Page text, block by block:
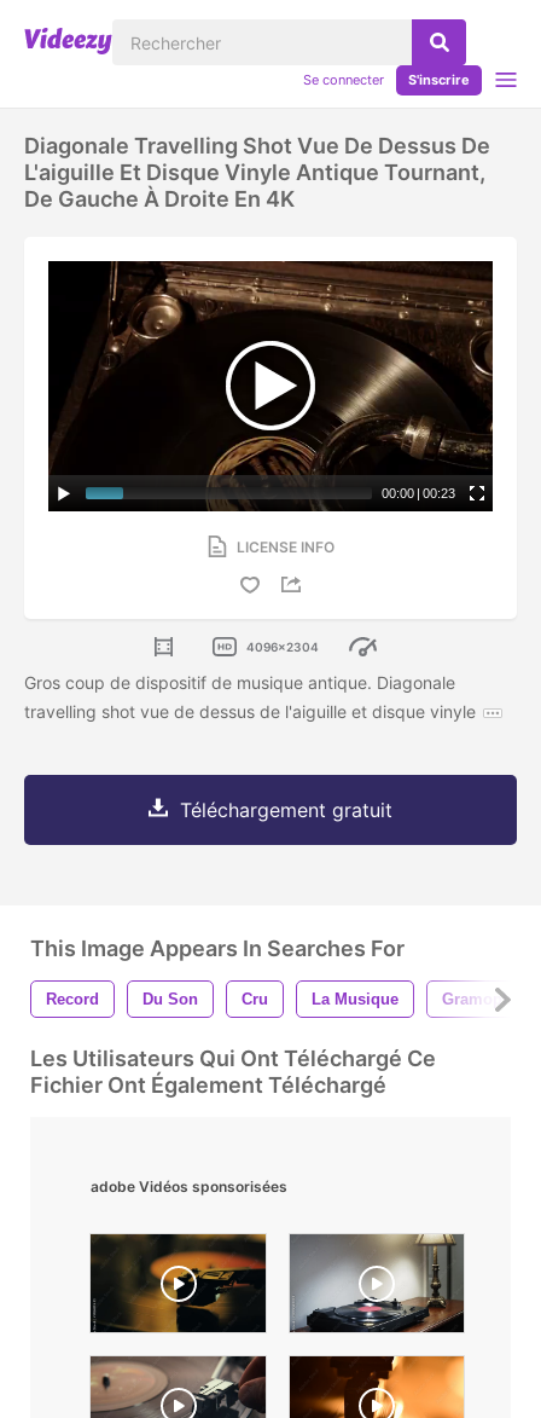
Se connecter S'inscrire
Diagonale Travelling Shot Vue De Dessus De
L'aiguille Et Disque Vinyle Antique Tournant,
De Gauche À Droite En 4K
00:00 | 00:23
LICENSE INFO
4096x2304
Gros coup de dispositif de musique antique. Diagonale
travelling shot vue de dessus de l'aiguille et disque vinyle
Téléchargement gratuit
This Image Appears In Searches For
Record Du Son Cru La Musique Gramophone
Les Utilisateurs Qui Ont Téléchargé Ce
Fichier Ont Également Téléchargé
adobe Vidéos sponsorisées